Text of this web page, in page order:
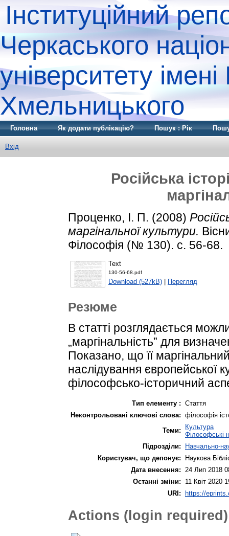
Інституційний
Черкаського
університету
Хмельницького
Головна Як додати публікацію? Пошук : Рік
Вхід
Російська
Проценко, І. П. (2008)
маргінальної культури.
Філософія (№ 130). с. 56-68.
Text
130-56-68.pdf
Download (527kB) Перегляд
Резюме
В статті розглядається
„маргінальність” для
Показано, що її
наслідування європейської
філософсько-історичний
Тип елементу : Стаття
Неконтрольовані ключові слова: філософія
Теми:
Культура
Філософські
Підрозділи:
Навчально-
Користувач, що депонує:
Наукова
Дата внесення:
24 Лип 2018
Останні зміни:
11 Квіт 2020
URI: https://
Actions (login required)